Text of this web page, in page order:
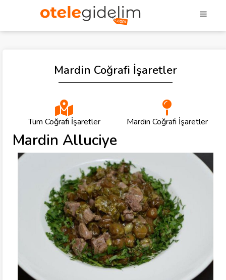
Mardin Coğrafi İşaretler
Tüm Coğrafi İşaretler Mardin Coğrafi İşaretler
Mardin Alluciye